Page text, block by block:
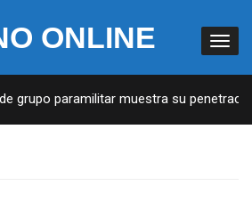
ONLINE
paramilitar muestra su penetración